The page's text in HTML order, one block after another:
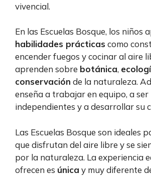
vivencial.
En las Escuelas Bosque, los niños
habilidades prácticas como
encender fuegos y cocinar al aire
aprenden sobre botánica,
conservación de la naturaleza.
enseña a trabajar en equipo, a ser
independientes y a desarrollar su
Las Escuelas Bosque son ideales
que disfrutan del aire libre y se
por la naturaleza. La experiencia
ofrecen es única y muy diferente